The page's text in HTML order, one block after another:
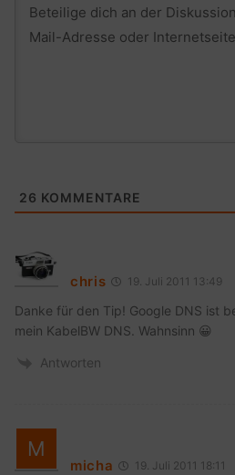
26 KOMMENTARE
chris 19. Juli 2011 13:49
Danke für den Tip! Google DNS ist
mein KabelBW DNS. Wahnsinn 😀
Antworten
micha 19. Juli 2011 18:11